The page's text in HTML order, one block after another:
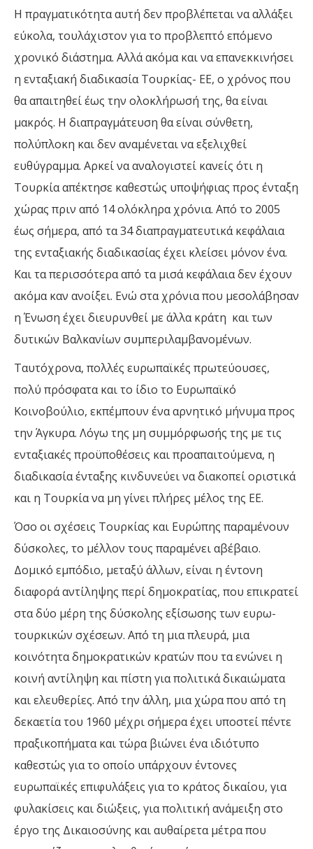
Η πραγματικότητα αυτή δεν προβλέπεται να αλλάξει
εύκολα, τουλάχιστον για το προβλεπτό επόμενο
χρονικό διάστημα. Αλλά ακόμα και να επανεκκινήσει
η ενταξιακή διαδικασία Τουρκίας- ΕΕ, ο χρόνος που
θα απαιτηθεί έως την ολοκλήρωσή της, θα είναι
μακρός. Η διαπραγμάτευση θα είναι σύνθετη,
πολύπλοκη και δεν αναμένεται να εξελιχθεί
ευθύγραμμα. Αρκεί να αναλογιστεί κανείς ότι η
Τουρκία απέκτησε καθεστώς υποψήφιας προς ένταξη
χώρας πριν από 14 ολόκληρα χρόνια. Από το 2005
έως σήμερα, από τα 34 διαπραγματευτικά κεφάλαια
της ενταξιακής διαδικασίας έχει κλείσει μόνον ένα.
Και τα περισσότερα από τα μισά κεφάλαια δεν έχουν
ακόμα καν ανοίξει. Ενώ στα χρόνια που μεσολάβησαν
η Ένωση έχει διευρυνθεί με άλλα κράτη και των
δυτικών Βαλκανίων συμπεριλαμβανομένων.
Ταυτόχρονα, πολλές ευρωπαϊκές πρωτεύουσες,
πολύ πρόσφατα και το ίδιο το Ευρωπαϊκό
Κοινοβούλιο, εκπέμπουν ένα αρνητικό μήνυμα προς
την Άγκυρα. Λόγω της μη συμμόρφωσής της με τις
ενταξιακές προϋποθέσεις και προαπαιτούμενα, η
διαδικασία ένταξης κινδυνεύει να διακοπεί οριστικά
και η Τουρκία να μη γίνει πλήρες μέλος της ΕΕ.
Όσο οι σχέσεις Τουρκίας και Ευρώπης παραμένουν
δύσκολες, το μέλλον τους παραμένει αβέβαιο.
Δομικό εμπόδιο, μεταξύ άλλων, είναι η έντονη
διαφορά αντίληψης περί δημοκρατίας, που επικρατεί
στα δύο μέρη της δύσκολης εξίσωσης των ευρω-
τουρκικών σχέσεων. Από τη μια πλευρά, μια
κοινότητα δημοκρατικών κρατών που τα ενώνει η
κοινή αντίληψη και πίστη για πολιτικά δικαιώματα
και ελευθερίες. Aπό την άλλη, μια χώρα που από τη
δεκαετία του 1960 μέχρι σήμερα έχει υποστεί πέντε
πραξικοπήματα και τώρα βιώνει ένα ιδιότυπο
καθεστώς για το οποίο υπάρχουν έντονες
ευρωπαϊκές επιφυλάξεις για το κράτος δικαίου, για
φυλακίσεις και διώξεις, για πολιτική ανάμειξη στο
έργο της Δικαιοσύνης και αυθαίρετα μέτρα που